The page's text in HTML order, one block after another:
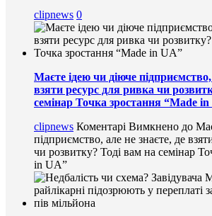
clipnews 0
Маєте ідею чи діюче підприємство,
взяти ресурс для ривка чи
семінар Точка зростання “Made
clipnews Коментарі Вимкнено до
підприємство, але не знаєте, де
чи розвитку? Тоді вам на семінар
in UA”